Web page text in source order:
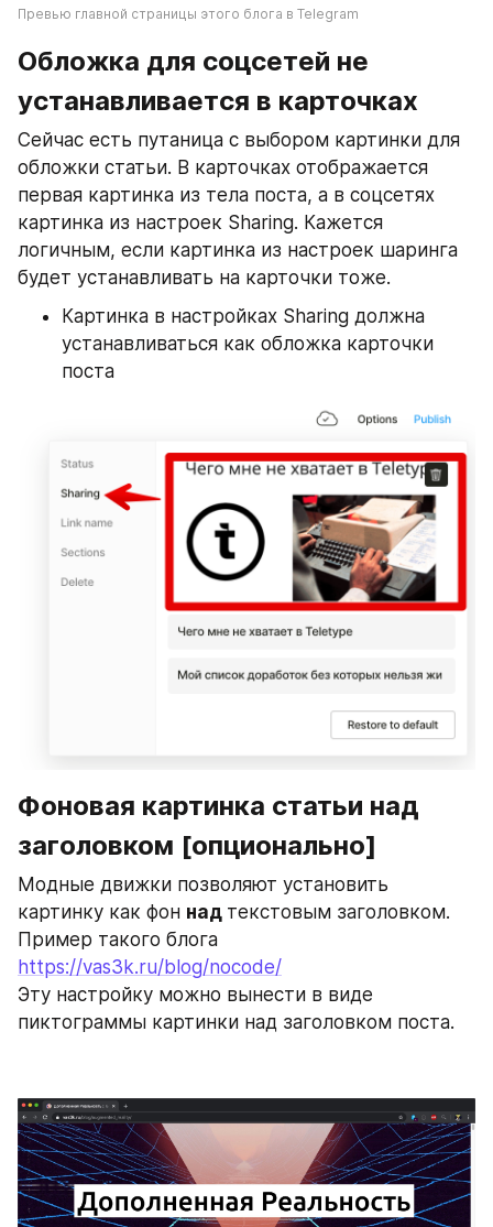
Превью главной страницы этого блога в Telegram
Обложка для соцсетей не
устанавливается в карточках
Сейчас есть путаница с выбором картинки для
обложки статьи. В карточках отображается
первая картинка из тела поста, а в соцсетях
картинка из настроек Sharing. Кажется
логичным, если картинка из настроек шаринга
будет устанавливать на карточки тоже.
Картинка в настройках Sharing должна
устанавливаться как обложка карточки
поста
Фоновая картинка статьи над
заголовком [опционально]
Модные движки позволяют установить
картинку как фон над текстовым заголовком.
https://vas3k.ru/blog/nocode/
Эту настройку можно вынести в виде
пиктограммы картинки над заголовком поста.